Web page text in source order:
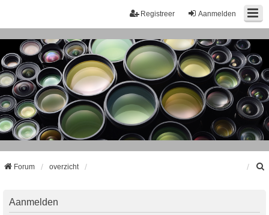
Aanmelden
Registreer
Forum overzicht
Aanmelden